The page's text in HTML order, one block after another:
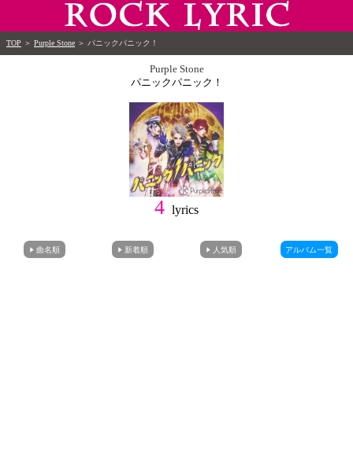
TOP ＞ Purple Stone ＞ パニックパニック！
Purple Stone
パニックパニック！
4 lyrics
曲名順 新着順 人気順 アルバム一覧